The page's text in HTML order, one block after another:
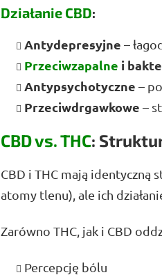
Działanie CBD:
Antydepresyjne –
Przeciwzapalne i
Antypsychotyczne –
Przeciwdrgawkowe –
CBD vs. THC:
CBD i THC mają
atomy tlenu), ale ich
Zarówno THC, jak i CBD
Percepcję bólu